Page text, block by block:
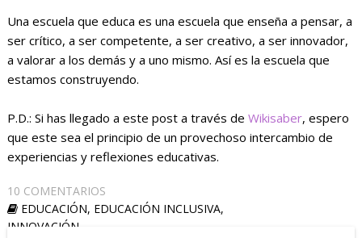
Una escuela que educa es una escuela que enseña a pensar, a
ser crítico, a ser competente, a ser creativo, a ser innovador,
a valorar a los demás y a uno mismo. Así es la escuela que
estamos construyendo.
P.D.: Si has llegado a este post a través de Wikisaber, espero
que este sea el principio de un provechoso intercambio de
experiencias y reflexiones educativas.
10 COMENTARIOS
EDUCACIÓN, EDUCACIÓN INCLUSIVA,
INNOVACIÓN